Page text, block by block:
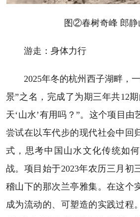
图②春树奇峰 郎静
游走：身体力行
2025年冬的杭州西子湖畔，
景”之名，完成了为期三年共12
天‘山水’有用吗？”。这个项目由
尝试在以车代步的现代社会中回
式，思考中国山水文化传统如
战。项目始于2023年农历三月初
稽山下的那次兰亭雅集。在这个
成为流动的、可塑造的实践过程